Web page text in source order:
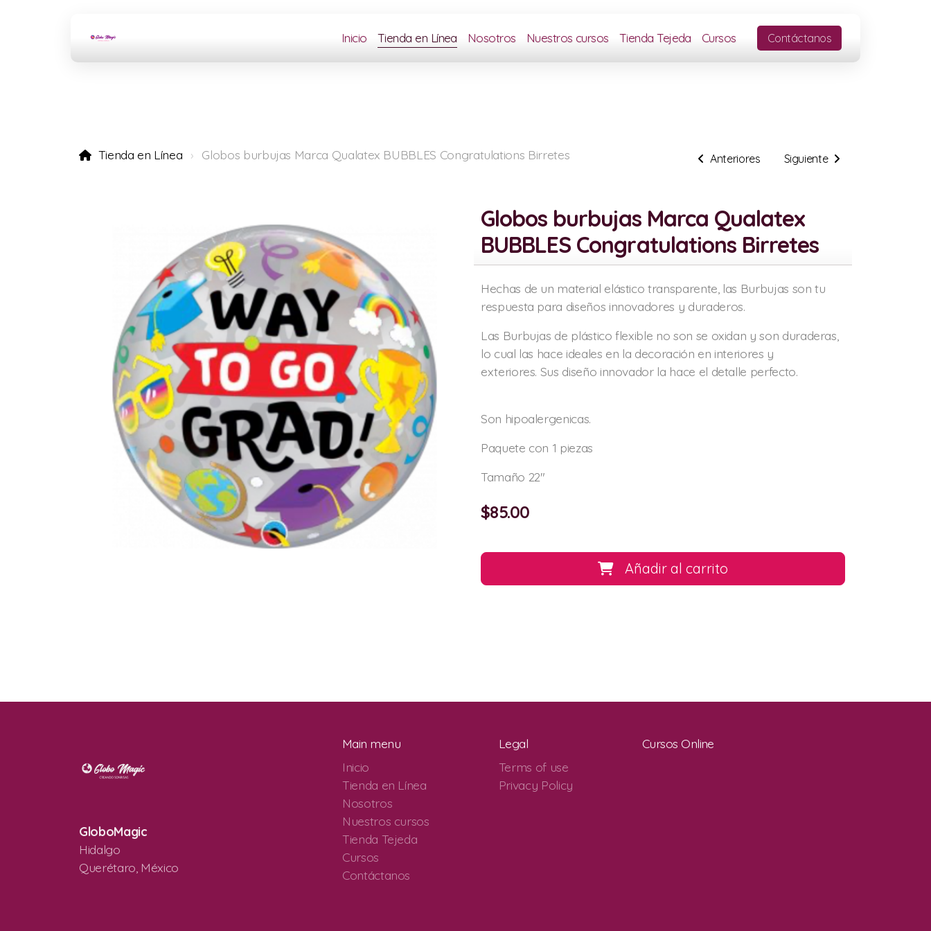
Inicio Tienda en Línea Nosotros Nuestros cursos Tienda Tejeda Cursos Contáctanos
Anteriores Siguiente
Tienda en Línea Globos burbujas Marca Qualatex BUBBLES Congratulations Birretes
Globos burbujas Marca Qualatex
BUBBLES Congratulations Birretes
Hechas de un material elástico transparente, las Burbujas son tu
respuesta para diseños innovadores y duraderos.
Las Burbujas de plástico flexible no son se oxidan y son duraderas,
lo cual las hace ideales en la decoración en interiores y
exteriores. Sus diseño innovador la hace el detalle perfecto.
Son hipoalergenicas.
Paquete con 1 piezas
Tamaño 22"
$85.00
Añadir al carrito
GloboMagic
Hidalgo
Querétaro, México
Main menu
Inicio
Tienda en Línea
Nosotros
Nuestros cursos
Tienda Tejeda
Cursos
Contáctanos
Legal
Terms of use
Privacy Policy
Cursos Online